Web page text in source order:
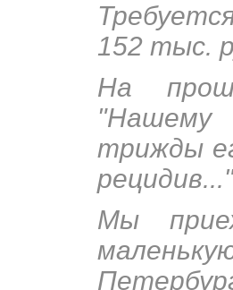
152 тыс.
На
трижды
рецидив..."
Мы